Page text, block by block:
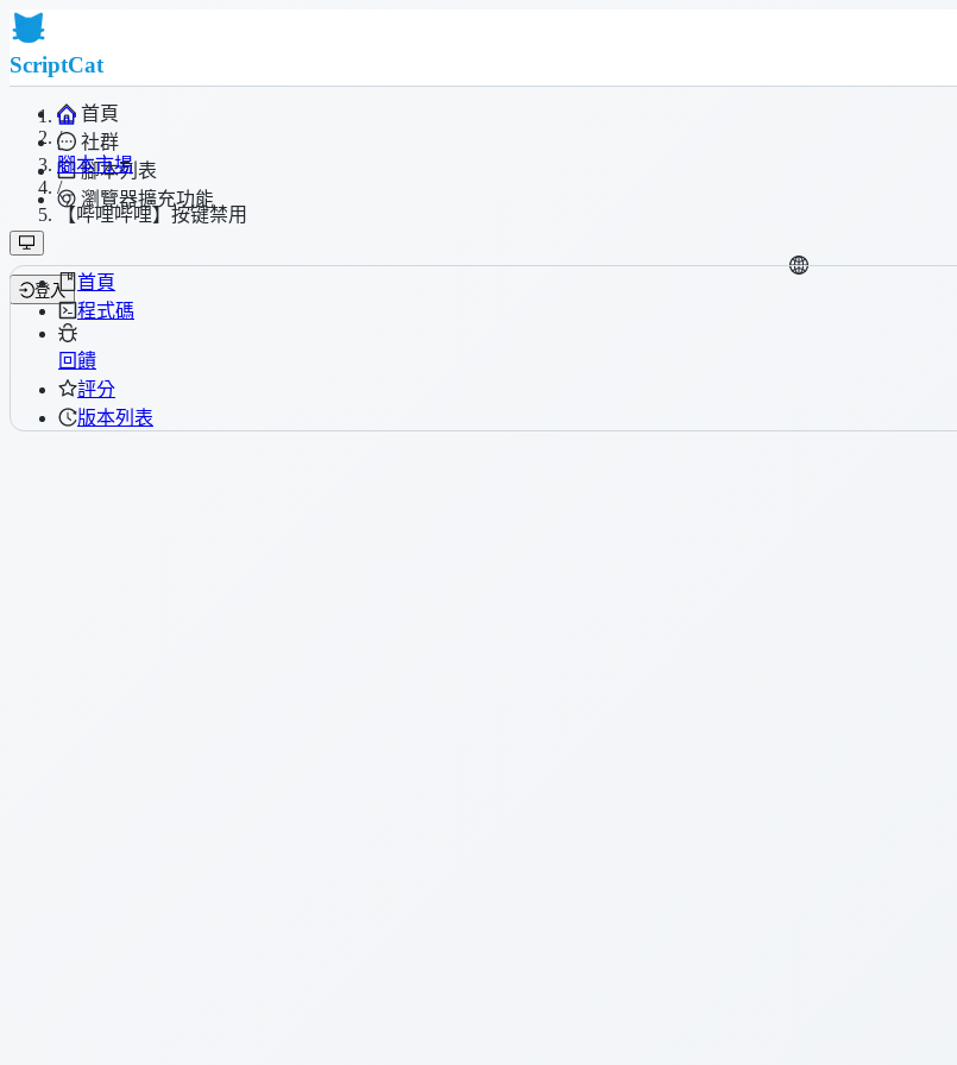
ScriptCat
首頁
社群
腳本列表
瀏覽器擴充功能
登入
/
腳本市場
/
【哔哩哔哩】按键禁用
首頁
程式碼
回饋
評分
版本列表